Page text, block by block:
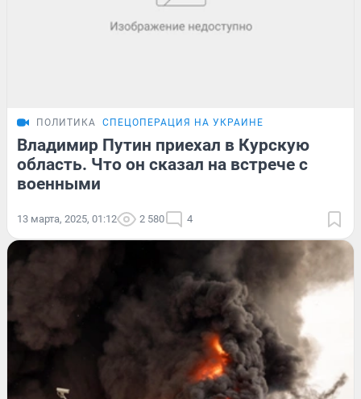
ПОЛИТИКА СПЕЦОПЕРАЦИЯ НА УКРАИНЕ
Владимир Путин приехал в Курскую
область. Что он сказал на встрече с
военными
13 марта, 2025, 01:12 2 580 4